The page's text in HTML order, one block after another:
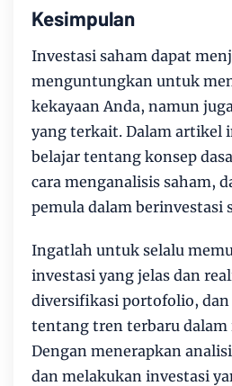
Kesimpulan
Investasi saham dapat
menguntungkan untuk
kekayaan Anda, namun
yang terkait. Dalam artikel
belajar tentang konsep
cara menganalisis saham,
pemula dalam berinvestasi
Ingatlah untuk selalu
investasi yang jelas dan
diversifikasi portofolio, dan
tentang tren terbaru dalam
Dengan menerapkan
dan melakukan investasi